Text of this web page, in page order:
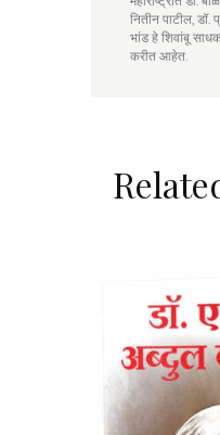
नितीन पाटील, डॉ.
भांड हे शिवांबू
करीत आहेत.